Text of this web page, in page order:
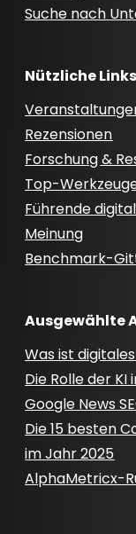
Suche nach
Nützliche Links
Rezensionen
Forschung &
Top-
Führende
Meinung
Benchmark-
Ausgewählte
Was ist
Die Rolle der
Google News
Die 15 besten
im Jahr 2025
AlphaMetricx-